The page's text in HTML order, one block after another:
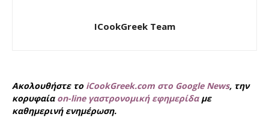
ICookGreek Team
Ακολουθήστε το iCookGreek.com στο Google News, την
κορυφαία on-line γαστρονομική εφημερίδαμε
καθημερινή ενημέρωση.